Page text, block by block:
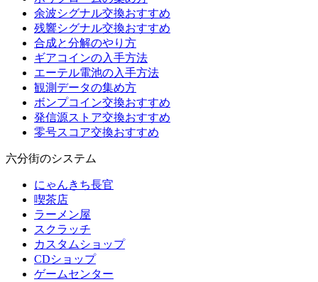
余波シグナル交換おすすめ
残響シグナル交換おすすめ
合成と分解のやり方
ギアコインの入手方法
エーテル電池の入手方法
観測データの集め方
ボンプコイン交換おすすめ
発信源ストア交換おすすめ
零号スコア交換おすすめ
六分街のシステム
にゃんきち長官
喫茶店
ラーメン屋
スクラッチ
カスタムショップ
CDショップ
ゲームセンター